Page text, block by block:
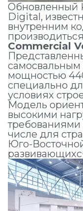
Обновленный
Digital,
внутренним
Commercial
самосвальным
мощностью
специально
условиях
Модель
высокими
числе для
Юго-